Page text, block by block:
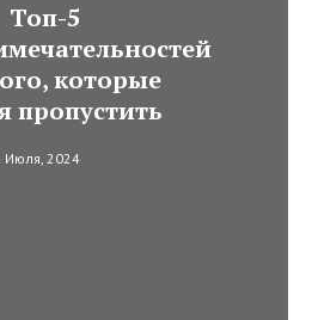
Топ-5
которые
пропустить
Июля, 2024